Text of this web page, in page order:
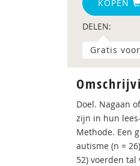
KOPEN
DELEN:
Gratis voor
Doel. Nagaan
zijn in hun
Methode. Een
autisme (n =
52) voerden tal